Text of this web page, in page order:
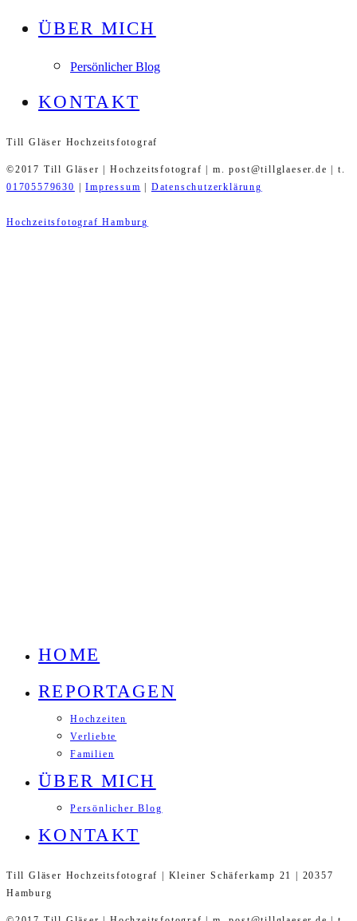
ÜBER MICH
Persönlicher Blog
KONTAKT
Till Gläser Hochzeitsfotograf
©2017 Till Gläser | Hochzeitsfotograf | m. post@tillglaeser.de | t.
01705579630
|Impressum Datenschutzerklärung
Hochzeitsfotograf Hamburg
HOME
REPORTAGEN
Hochzeiten
Verliebte
Familien
ÜBER MICH
Persönlicher Blog
KONTAKT
Till Gläser Hochzeitsfotograf | Kleiner Schäferkamp 21 | 20357
Hamburg